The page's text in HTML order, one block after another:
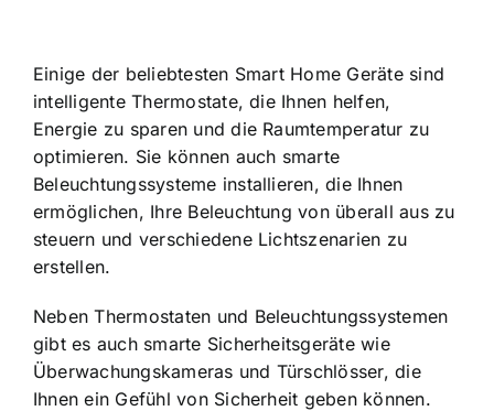
Einige der beliebtesten Smart Home Geräte sind
intelligente Thermostate, die Ihnen helfen,
Energie zu sparen und die Raumtemperatur zu
optimieren. Sie können auch smarte
Beleuchtungssysteme installieren, die Ihnen
ermöglichen, Ihre Beleuchtung von überall aus zu
steuern und verschiedene Lichtszenarien zu
erstellen.
Neben Thermostaten und Beleuchtungssystemen
gibt es auch smarte Sicherheitsgeräte wie
Überwachungskameras und Türschlösser, die
Ihnen ein Gefühl von Sicherheit geben können.